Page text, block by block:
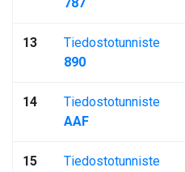
13
Tiedostotunniste
890
14
Tiedostotunniste
AAF
15
Tiedostotunniste